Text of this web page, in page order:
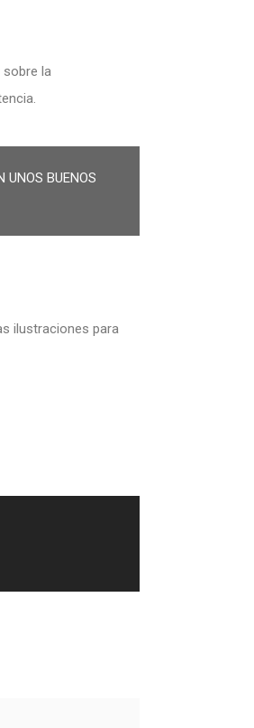
sobre la
UNOS BUENOS
ilustraciones para